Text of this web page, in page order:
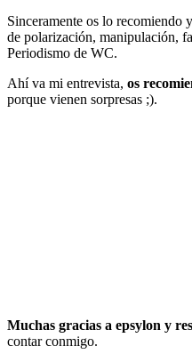
Sinceramente os lo recomiendo
de polarización, manipulación,
Periodismo de WC.
Ahí va mi entrevista, os
porque vienen sorpresas ;).
Muchas gracias a epsylon y
contar conmigo.